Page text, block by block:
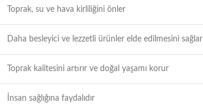
Toprak, su ve hava kirliliğini önler
Daha besleyici ve lezzetli ürünler elde edilmesini sağlar
Toprak kalitesini artırır ve doğal yaşamı korur
İnsan sağlığına faydalıdır